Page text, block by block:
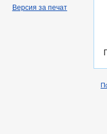
Версия за печат